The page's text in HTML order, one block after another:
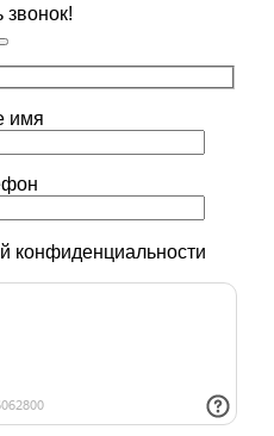
звонок!
имя
конфиденциальности